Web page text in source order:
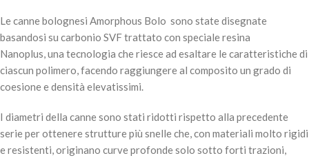
DAIWA AMORPHOUS BOLO – INFINITY R 6.00mt
300,00€ 1 disponibili
AGGIUNGI AL
CARRELLO
Le canne bolognesi Amorphous Bolo sono state disegnate
basandosi su carbonio SVF trattato con speciale resina
Nanoplus, una tecnologia che riesce ad esaltare le caratteristiche di
ciascun polimero, facendo raggiungere al composito un grado di
coesione e densità elevatissimi.
I diametri della canne sono stati ridotti rispetto alla precedente
serie per ottenere strutture più snelle che, con materiali molto rigidi
e resistenti, originano curve profonde solo sotto forti trazioni,